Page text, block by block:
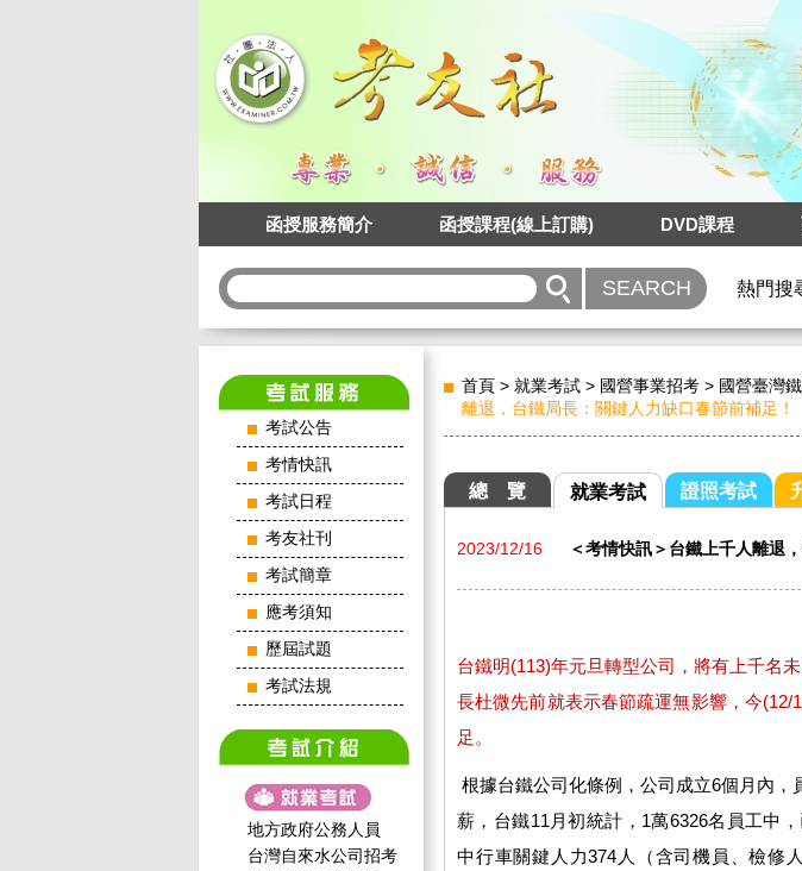
函授服務簡介 函授課程(線上訂購) DVD課程
熱門搜
考試公告
考情快訊
考試日程
考友社刊
考試簡章
應考須知
歷屆試題
考試法規
地方政府公務人員
台灣自來水公司招考
首頁 > 就業考試 > 國營事業招考 > 國營臺灣
離退，台鐵局長：關鍵人力缺口春節前補足！
總 覽 就業考試 證照考試
2023/12/16 ＜考情快訊＞台鐵上千人離退
台鐵明(113)年元旦轉型公司，將有上千名
長杜微先前就表示春節疏運無影響，今
足。
根據台鐵公司化條例，公司成立6個月內
薪，台鐵11月初統計，1萬6326名員工中
中行車關鍵人力374人（含司機員、檢修